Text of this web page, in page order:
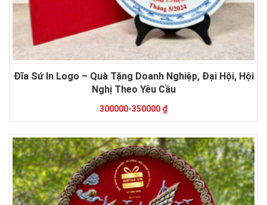
Đĩa Sứ In Logo – Quà Tặng Doanh Nghiệp, Đại Hội, Hội
Nghị Theo Yêu Cầu
300000-350000 ₫